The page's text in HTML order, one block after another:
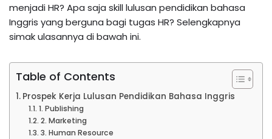
menjadi HR? Apa saja skill lulusan pendidikan bahasa
Inggris yang berguna bagi tugas HR? Selengkapnya
simak ulasannya di bawah ini.
Table of Contents
Prospek Kerja Lulusan Pendidikan Bahasa Inggris
1. Publishing
2. Marketing
3. Human Resource